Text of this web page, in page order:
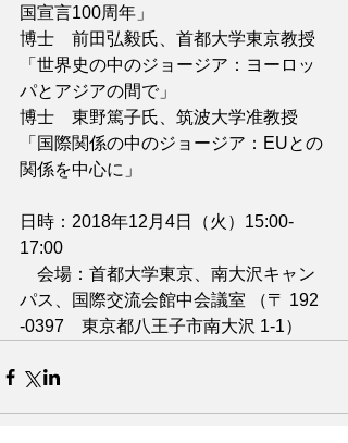
国宣言100周年」
博士　前田弘毅氏、首都大学東京教授
「世界史の中のジョージア：ヨーロッ
パとアジアの間で」
博士　東野篤子氏、筑波大学准教授
「国際関係の中のジョージア：EUとの
関係を中心に」
日時：2018年12月4日（火）15:00-
17:00
会場：首都大学東京、南大沢キャン
パス、国際交流会館中会議室 （〒 192
-0397　東京都八王子市南大沢 1-1）